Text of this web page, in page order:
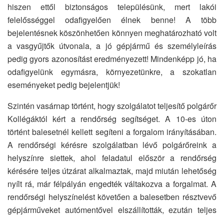
hiszen ettől biztonságos településünk, mert lakói
felelősséggel odafigyelően élnek benne! A több
bejelentésnek köszönhetően könnyen meghatározható volt
a vasgyűjtők útvonala, a jó gépjármű és személyleírás
pedig gyors azonosítást eredményezett! Mindenképp jó, ha
odafigyelünk egymásra, környezetünkre, a szokatlan
eseményeket pedig bejelentjük!
Szintén vasárnap történt, hogy szolgálatot teljesítő polgárőr
Kollégáktól kért a rendőrség segítséget. A 10-es úton
történt balesetnél kellett segíteni a forgalom irányításában.
A rendőrségi kérésre szolgálatban lévő polgárőreink a
helyszínre siettek, ahol feladatul először a rendőrség
kérésére teljes útzárat alkalmaztak, majd miután lehetőség
nyílt rá, már félpályán engedték váltakozva a forgalmat. A
rendőrségi helyszínelést követően a balesetben résztvevő
gépjárműveket autómentővel elszállították, ezután teljes